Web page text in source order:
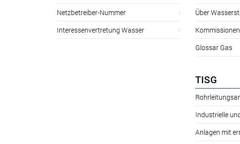
Netzbetreiber-Nummer
Interessenvertretung Wasser
Über
Glossar Gas
TISG
Industrielle
Anlagen mit